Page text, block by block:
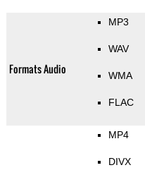
Formats Audio
MP3
WAV
WMA
FLAC
MP4
DIVX